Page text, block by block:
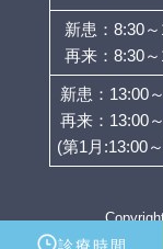
診療時間
新患：8:30
再来：8:30
新患：13:00
再来：13:00
(第1月:13:00